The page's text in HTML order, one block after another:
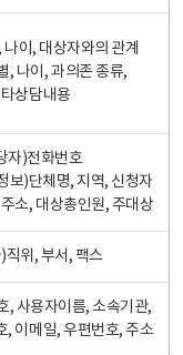
이, 대상자와의 관계
, 나이, 과의존 종류,
상담내용
자)전화번호
보)단체명, 지역, 신청자
소, 대상총인원, 주대상
직위, 부서, 팩스
, 사용자이름, 소속기관,
, 이메일, 우편번호, 주소